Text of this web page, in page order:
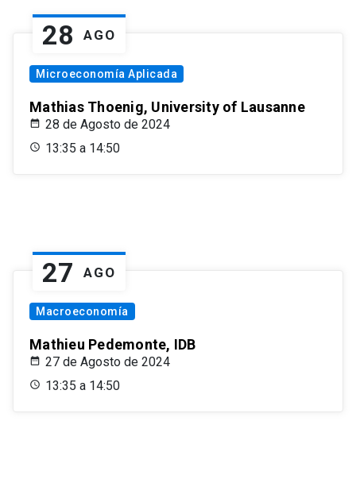
28 AGO
Microeconomía Aplicada
Mathias Thoenig, University of Lausanne
28 de Agosto de 2024
13:35 a 14:50
27 AGO
Macroeconomía
Mathieu Pedemonte, IDB
27 de Agosto de 2024
13:35 a 14:50